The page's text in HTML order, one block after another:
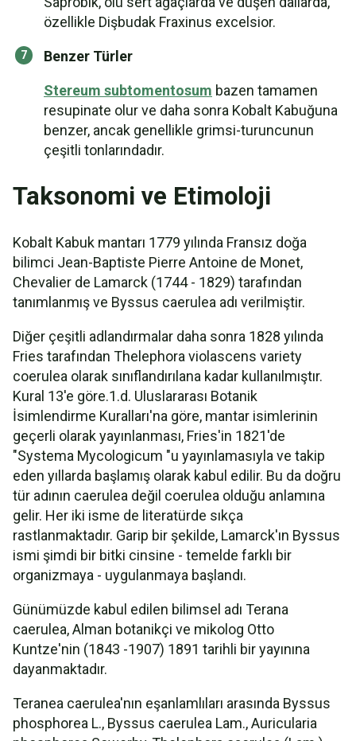
özellikle Dişbudak Fraxinus excelsior.
Benzer Türler
Stereum subtomentosum bazen tamamen
resupinate olur ve daha sonra Kobalt Kabuğuna
benzer, ancak genellikle grimsi-turuncunun
çeşitli tonlarındadır.
Taksonomi ve Etimoloji
Kobalt Kabuk mantarı 1779 yılında Fransız doğa
bilimci Jean-Baptiste Pierre Antoine de Monet,
Chevalier de Lamarck (1744 - 1829) tarafından
tanımlanmış ve Byssus caerulea adı verilmiştir.
Diğer çeşitli adlandırmalar daha sonra 1828 yılında
Fries tarafından Thelephora violascens variety
coerulea olarak sınıflandırılana kadar kullanılmıştır.
Kural 13'e göre.1.d. Uluslararası Botanik
İsimlendirme Kuralları'na göre, mantar isimlerinin
geçerli olarak yayınlanması, Fries'in 1821'de
"Systema Mycologicum "u yayınlamasıyla ve takip
eden yıllarda başlamış olarak kabul edilir. Bu da doğru
tür adının caerulea değil coerulea olduğu anlamına
gelir. Her iki isme de literatürde sıkça
rastlanmaktadır. Garip bir şekilde, Lamarck'ın Byssus
ismi şimdi bir bitki cinsine - temelde farklı bir
organizmaya - uygulanmaya başlandı.
Günümüzde kabul edilen bilimsel adı Terana
caerulea, Alman botanikçi ve mikolog Otto
Kuntze'nin (1843 -1907) 1891 tarihli bir yayınına
dayanmaktadır.
Teranea caerulea'nın eşanlamlıları arasında Byssus
phosphorea L., Byssus caerulea Lam., Auricularia